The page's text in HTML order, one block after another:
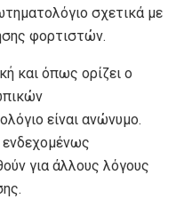
σχετικά με
φορτιστών.
και όπως ορίζει ο
είναι ανώνυμο.
για άλλους λόγους